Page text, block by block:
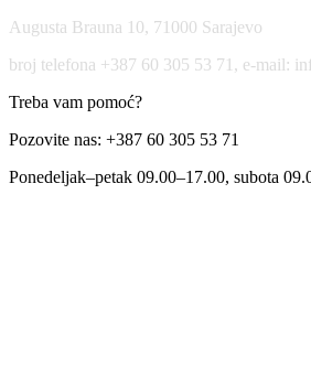
Augusta Brauna 10, 71000 Sarajevo
broj telefona +387 60 305 53 71, e-mail:
Treba vam pomoć?
Pozovite nas: +387 60 305 53 71
Ponedeljak–petak 09.00–17.00, subota